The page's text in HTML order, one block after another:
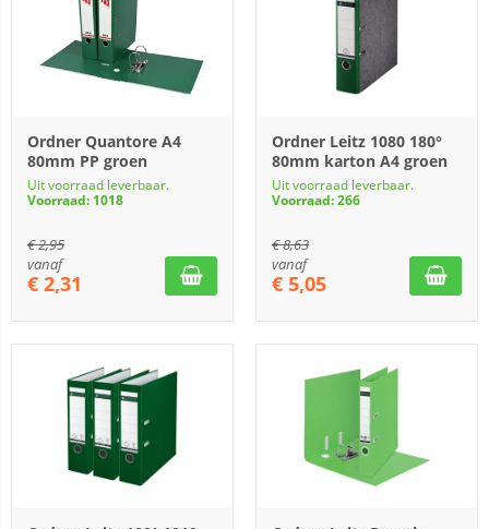
Ordner Quantore A4
80mm PP groen
Uit voorraad leverbaar.
Voorraad: 1018
€2,95
vanaf
€ 2,31
Ordner Leitz 1080 180°
80mm karton A4 groen
Uit voorraad leverbaar.
Voorraad: 266
€8,63
vanaf
€ 5,05